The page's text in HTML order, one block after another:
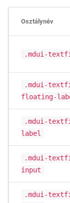
Osztálynév
.mdui-
.mdui-
floating-
.mdui-
label
.mdui-
input
.mdui-